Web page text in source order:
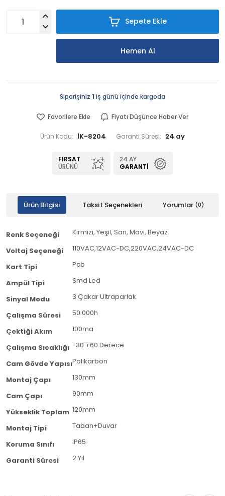
Sepete Ekle
Hemen Al
Siparişiniz 1 iş günü içinde kargoda
Favorilere Ekle Fiyatı Düşünce Haber Ver
Ürün Kodu: İK-8204 Garanti Süresi: 24 ay
FIRSAT
ÜRÜNÜ
24 AY
GARANTI
Ürün Bilgisi Taksit Seçenekleri Yorumlar (0)
Renk Seçeneği Kırmızı, Yeşil, Sarı, Mavi, Beyaz
Voltaj Seçeneği 110VAC,12VAC-DC,220VAC,24VAC-DC
Kart Tipi Pcb
Ampül Tipi Smd Led
Sinyal Modu 3 Çakar Ultraparlak
Çalışma Süresi 50.000h
Çektiği Akım 100ma
Çalışma Sıcaklığı -30 +60 Derece
Cam Gövde YapısıPolikarbon
Montaj Çapı 130mm
Cam Çapı 90mm
Yükseklik Toplam 120mm
Montaj Tipi Taban+Duvar
Koruma Sınıfı IP65
Garanti Süresi 2 Yıl